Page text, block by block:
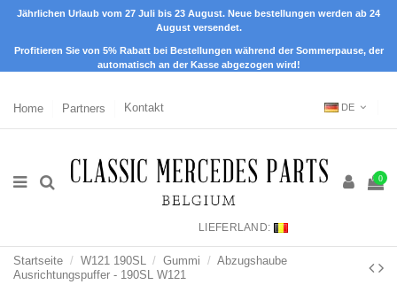
Jährlichen Urlaub vom 27 Juli bis 23 August. Neue bestellungen werden ab 24
August versendet.
Profitieren Sie von 5% Rabatt bei Bestellungen während der Sommerpause, der
automatisch an der Kasse abgezogen wird!
Home Partners Kontakt DE
0
LIEFERLAND:
Startseite W121 190SL Gummi
Abzugshaube
Ausrichtungspuffer - 190SL W121